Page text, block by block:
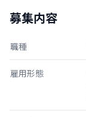
募集内容
職種
雇用形態